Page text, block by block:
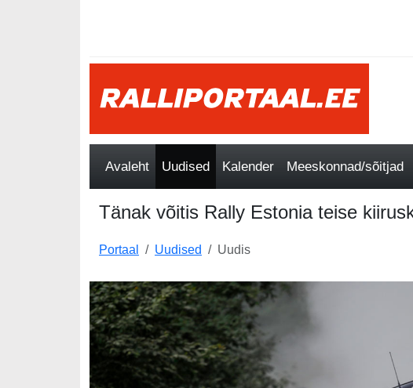
Avaleht Uudised Kalender Meeskonnad/sõitjad
Tänak võitis Rally Estonia teise
Portaal Uudised Uudis